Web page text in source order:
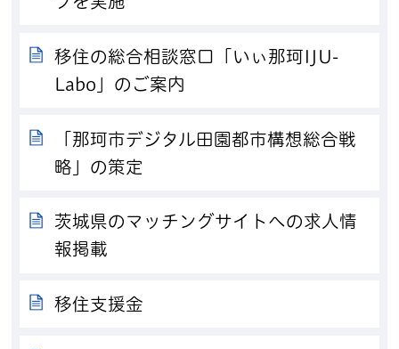
移住の総合相談窓口「いぃ那珂IJU-
Labo」のご案内
「那珂市デジタル田園都市構想総合戦
略」の策定
茨城県のマッチングサイトへの求人情
報掲載
移住支援金